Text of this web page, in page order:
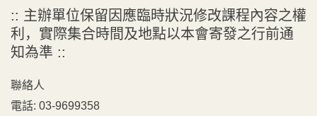
:: 主辦單位保留因應臨時狀況修改課程內容之權
利，實際集合時間及地點以本會寄發之行前通
知為準 ::
聯絡人
電話: 03-9699358